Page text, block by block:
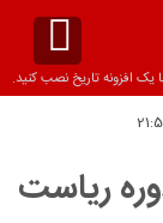
یک افزونه تاریخ نصب کنید.
ریاست